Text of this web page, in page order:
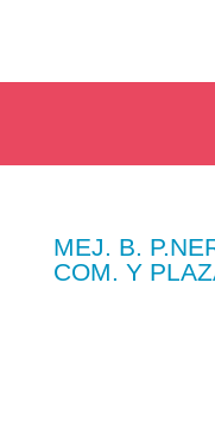
MEJ. B.
COM. Y